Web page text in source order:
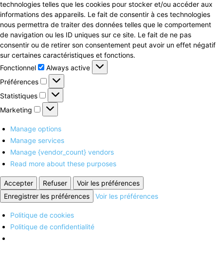
technologies telles que les cookies pour stocker et/ou accéder aux
informations des appareils. Le fait de consentir à ces technologies
nous permettra de traiter des données telles que le comportement
de navigation ou les ID uniques sur ce site. Le fait de ne pas
consentir ou de retirer son consentement peut avoir un effet négatif
sur certaines caractéristiques et fonctions.
Fonctionnel
Fonctionnel
Always active
Préférences
Préférences
Statistiques
Statistiques
Marketing
Marketing
Manage options
Manage services
Manage {vendor_count} vendors
Read more about these purposes
Accepter Refuser
Voir les préférences
Enregistrer les préférences
Voir les préférences
Politique de cookies
Politique de confidentialité